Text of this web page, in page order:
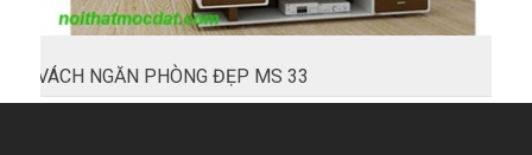
VÁCH NGĂN PHÒNG ĐẸP MS 33